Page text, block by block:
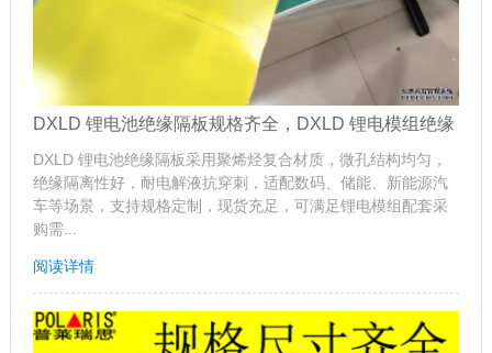
DXLD 锂电池绝缘隔板规格齐全，DXLD 锂电模组绝缘
DXLD 锂电池绝缘隔板采用聚烯烃复合材质，微孔结构均匀，
绝缘隔离性好，耐电解液抗穿刺，适配数码、储能、新能源汽
车等场景，支持规格定制，现货充足，可满足锂电模组配套采
购需...
阅读详情